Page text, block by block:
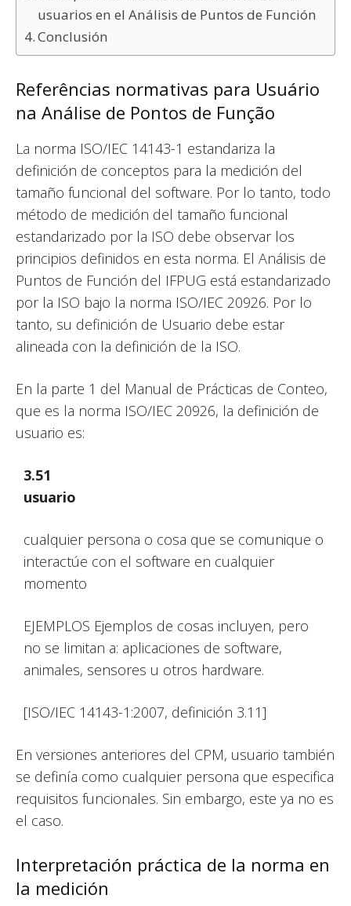
usuarios en el Análisis de Puntos de Función
Conclusión
Referências normativas para Usuário
na Análise de Pontos de Função
La norma ISO/IEC 14143-1 estandariza la
definición de conceptos para la medición del
tamaño funcional del software. Por lo tanto, todo
método de medición del tamaño funcional
estandarizado por la ISO debe observar los
principios definidos en esta norma. El Análisis de
Puntos de Función del IFPUG está estandarizado
por la ISO bajo la norma ISO/IEC 20926. Por lo
tanto, su definición de Usuario debe estar
alineada con la definición de la ISO.
En la parte 1 del Manual de Prácticas de Conteo,
que es la norma ISO/IEC 20926, la definición de
usuario es:
3.51
usuario
cualquier persona o cosa que se comunique o
interactúe con el software en cualquier
momento
EJEMPLOS Ejemplos de cosas incluyen, pero
no se limitan a: aplicaciones de software,
animales, sensores u otros hardware.
[ISO/IEC 14143-1:2007, definición 3.11]
En versiones anteriores del CPM, usuario también
se definía como cualquier persona que especifica
requisitos funcionales. Sin embargo, este ya no es
el caso.
Interpretación práctica de la norma en
la medición